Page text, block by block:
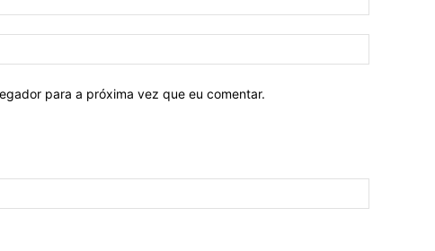
para a próxima vez que eu comentar.